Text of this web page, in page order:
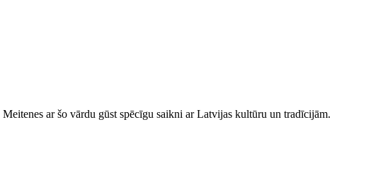
Meitenes ar šo vārdu gūst spēcīgu saikni ar Latvijas kultūru un tradīcijām.